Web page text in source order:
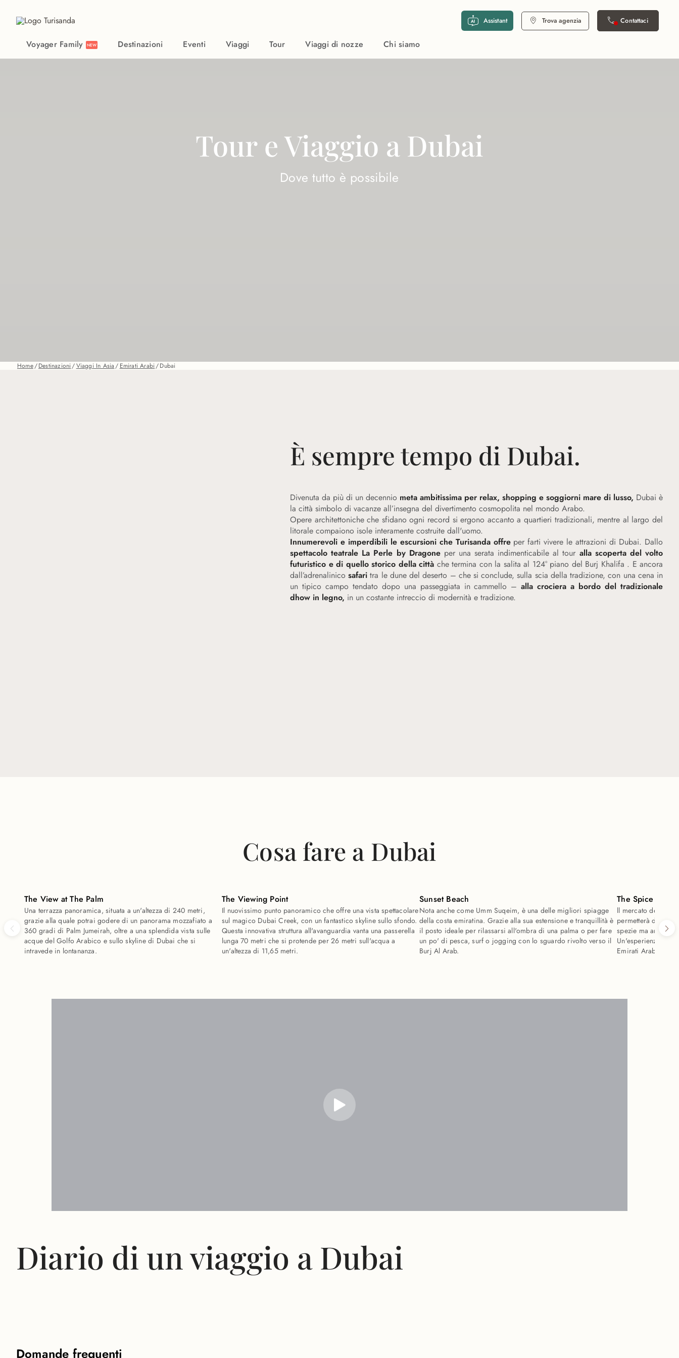
Assistant Trova agenzia Contattaci
Voyager Family NEW Destinazioni Eventi Viaggi Tour Viaggi di nozze Chi siamo
Tour e Viaggio a Dubai
Dove tutto è possibile
Home/Destinazioni/Viaggi In Asia/ Emirati Arabi/Dubai
È sempre tempo di Dubai.
Divenuta da più di un decennio meta ambitissima per relax, shopping e soggiorni mare di lusso, Dubai è
la città simbolo di vacanze all’insegna del divertimento cosmopolita nel mondo Arabo.
Opere architettoniche che sfidano ogni record si ergono accanto a quartieri tradizionali, mentre al largo del
litorale compaiono isole interamente costruite dall'uomo.
Innumerevoli e imperdibili le escursioni che Turisanda offreper farti vivere le attrazioni di Dubai. Dallo
spettacolo teatrale La Perle by Dragoneper una serata indimenticabile al tour alla scoperta del volto
futuristico e di quello storico della città che termina con la salita al 124° piano del Burj Khalifa . E ancora
dall’adrenalinicosafaritra le dune del deserto – che si conclude, sulla scia della tradizione, con una cena in
un tipico campo tendato dopo una passeggiata in cammello –alla crociera a bordo del tradizionale
dhow in legno, in un costante intreccio di modernità e tradizione.
Cosa fare a Dubai
The View at The Palm
Una terrazza panoramica, situata a un'altezza di 240 metri,
grazie alla quale potrai godere di un panorama mozzafiato a
360 gradi di Palm Jumeirah, oltre a una splendida vista sulle
acque del Golfo Arabico e sullo skyline di Dubai che si
intravede in lontananza.
The Viewing Point
Il nuovissimo punto panoramico che offre una vista spettacolare
sul magico Dubai Creek, con un fantastico skyline sullo sfondo.
Questa innovativa struttura all'avanguardia vanta una passerella
lunga 70 metri che si protende per 26 metri sull'acqua a
un'altezza di 11,65 metri.
Sunset Beach
Nota anche come Umm Suqeim, è una delle migliori spiagge
della costa emiratina. Grazie alla sua estensione e tranquillità è
il posto ideale per rilassarsi all'ombra di una palma o per fare
un po' di pesca, surf o jogging con lo sguardo rivolto verso il
Burj Al Arab.
The Spice Souk
ll mercato delle
permetterà di
spezie ma anche
Un'esperienza
Emirati Arabi Uniti.
Diario di un viaggio a Dubai
Domande frequenti